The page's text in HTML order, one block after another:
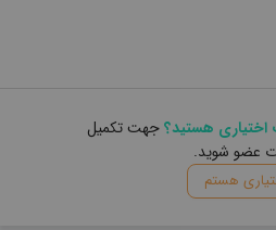
هستید؟جهت تکمیل
عضو شوید.
هستم